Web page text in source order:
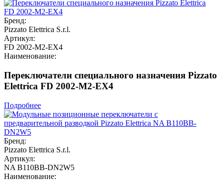
Бренд:
Pizzato Elettrica S.r.l.
Артикул:
FD 2002-M2-EX4
Наименование:
Переключатели специального назначения Pizzato
Elettrica FD 2002-M2-EX4
Подробнее
Бренд:
Pizzato Elettrica S.r.l.
Артикул:
NA B110BB-DN2W5
Наименование: